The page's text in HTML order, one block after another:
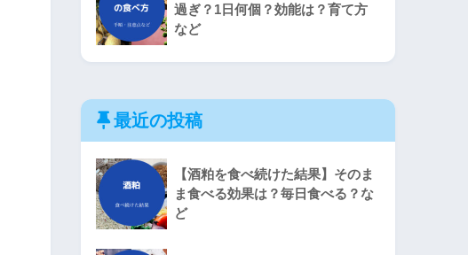
過ぎ？1日何個？効能は？育て方
など
最近の投稿
【酒粕を食べ続けた結果】そのま
ま食べる効果は？毎日食べる？な
ど